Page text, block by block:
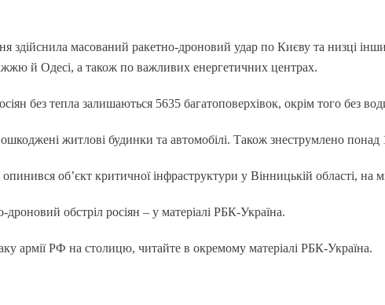
здійснила масований ракетно-дроновий удар по Києву та низці
й Одесі, а також по важливих енергетичних центрах.
без тепла залишаються 5635 багатоповерхівок, окрім того без
житлові будинки та автомобілі. Також знеструмлено понад
обʼєкт критичної інфраструктури у Вінницькій області, на
обстріл росіян – у матеріалі РБК-Україна.
армії РФ на столицю, читайте в окремому матеріалі РБК-Україна.